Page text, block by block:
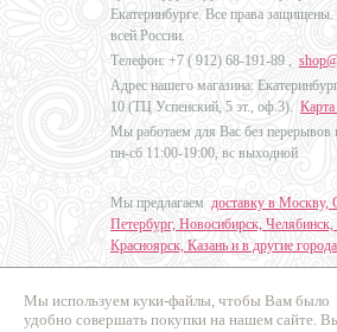
Мы используем куки-файлы, чтобы Вам было
удобно совершать покупки на нашем сайте.
Екатеринбурге. Все права защищены.
всей России.
Телефон: +7 ( 912) 68-191-89 ,
Адрес нашего магазина:
10 (ТЦ Успенский, 5 эт., оф.3). Карта
Мы работаем для Вас без
пн-сб 11:00-19:00, вс выходной
Мы предлагаем доставку в Москву,
Петербург, Новосибирск, Челябинск,
Красноярск, Казань и в другие
Дизайн - Наталья Мальцева